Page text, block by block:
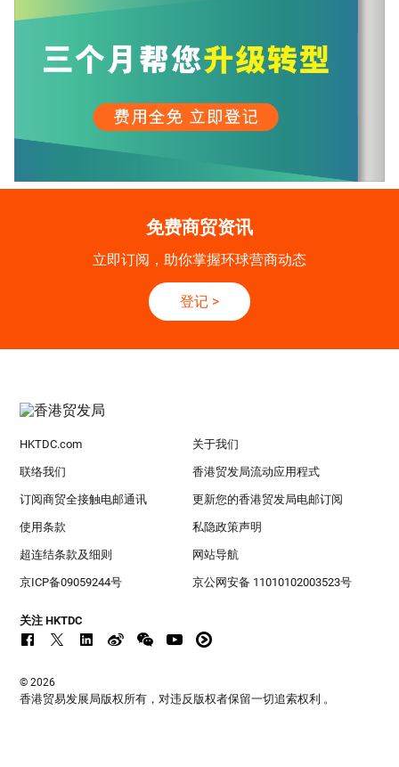
免费商贸资讯
立即订阅，助你掌握环球营商动态
登记 >
HKTDC.com 关于我们
联络我们 香港贸发局流动应用程式
订阅商贸全接触电邮通讯 更新您的香港贸发局电邮订阅
使用条款 私隐政策声明
超连结条款及细则 网站导航
京ICP备09059244号 京公网安备 11010102003523号
关注 HKTDC
© 2026
香港贸易发展局版权所有，对违反版权者保留一切追索权利 。